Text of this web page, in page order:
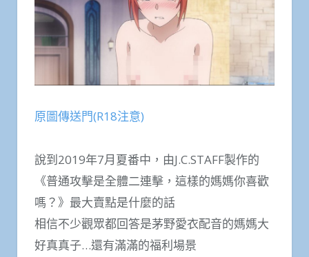
原圖傳送門(R18注意)
說到2019年7月夏番中，由J.C.STAFF製作的
《普通攻擊是全體二連擊，這樣的媽媽你喜歡
嗎？》最大賣點是什麼的話
相信不少觀眾都回答是茅野愛衣配音的媽媽大
好真真子…還有滿滿的福利場景